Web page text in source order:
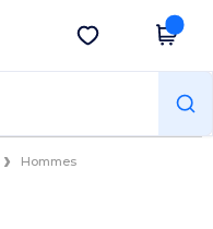
Obtenir l'appli
Hommes